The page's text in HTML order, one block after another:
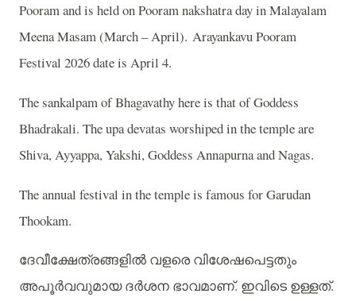
Pooram and is held on Pooram nakshatra day in Malayalam
Meena Masam (March – April). Arayankavu Pooram
Festival 2026 date is April 4.
The sankalpam of Bhagavathy here is that of Goddess
Bhadrakali. The upa devatas worshiped in the temple are
Shiva, Ayyappa, Yakshi, Goddess Annapurna and Nagas.
The annual festival in the temple is famous for Garudan
Thookam.
ദേവീക്ഷേത്രങ്ങളിൽ വളരെ വിശേഷപെട്ടതും
അപൂർവവുമായ ദർശന ഭാവമാണ്. ഇവിടെ ഉള്ളത്.